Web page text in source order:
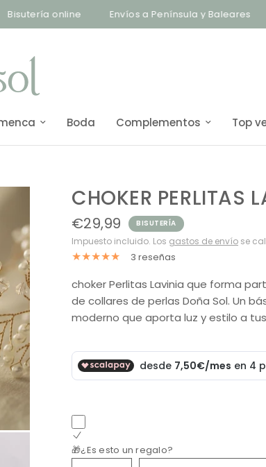
online Envíos a Península y Baleares
Boda Complementos Top
CHOKER PERLITAS
€29,99 BISUTERÍA
Impuesto incluido. Los gastos de envío se
3 reseñas
choker Perlitas Lavinia que forma
de collares de perlas Doña Sol. Un
moderno que aporta luz y estilo a
🎁¿Es esto un regalo?